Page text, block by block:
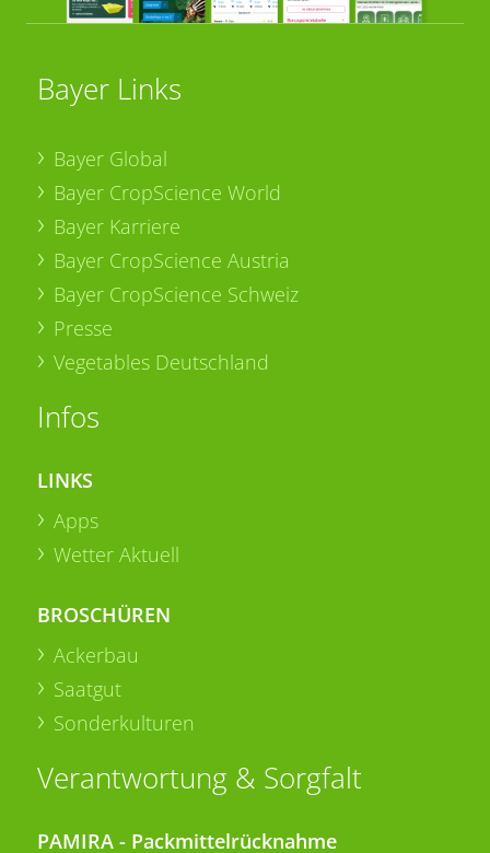
Bayer Links
Bayer Global
Bayer CropScience World
Bayer Karriere
Bayer CropScience Austria
Bayer CropScience Schweiz
Presse
Vegetables Deutschland
Infos
LINKS
Apps
Wetter Aktuell
BROSCHÜREN
Ackerbau
Saatgut
Sonderkulturen
Verantwortung & Sorgfalt
PAMIRA - Packmittelrücknahme